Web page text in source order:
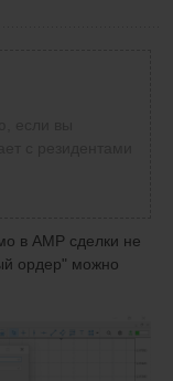
в АМР сделки не
ордер" можно